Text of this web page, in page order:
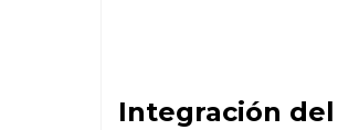
Integración